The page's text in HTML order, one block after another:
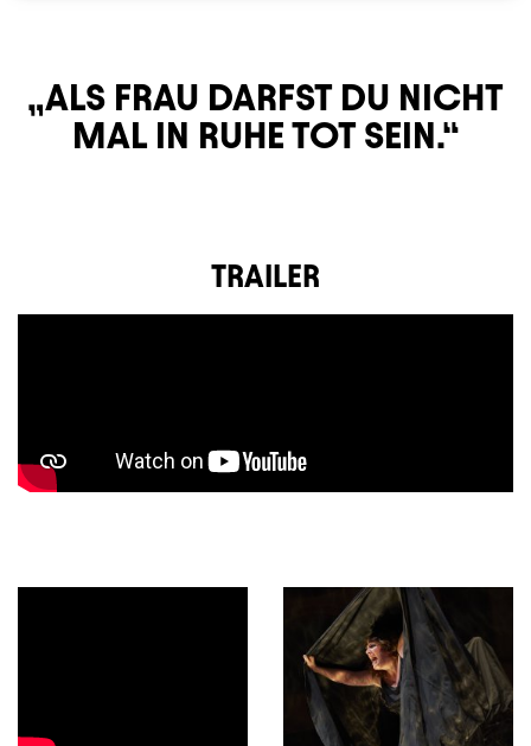
ALS FRAU DARFST DU NICHT
MAL IN RUHE TOT SEIN.
TRAILER